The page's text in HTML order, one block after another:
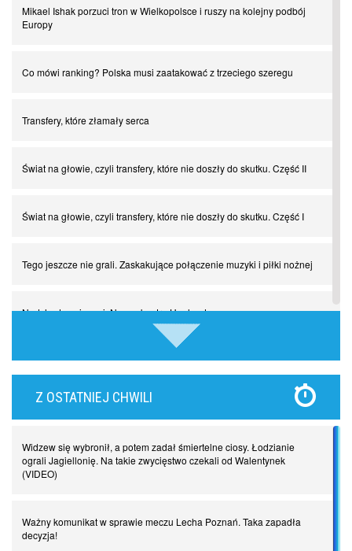
Mikael Ishak porzuci tron w Wielkopolsce i ruszy na kolejny podbój
Europy
Co mówi ranking? Polska musi zaatakować z trzeciego szeregu
Transfery, które złamały serca
Świat na głowie, czyli transfery, które nie doszły do skutku. Część II
Świat na głowie, czyli transfery, które nie doszły do skutku. Część I
Tego jeszcze nie grali. Zaskakujące połączenie muzyki i piłki nożnej
Nadchodzą giganci. Nunez kontra Haaland
Lewandowski kontra Bayern. Czy wilk będzie syty, a owca cała?
Piłkarz z numerem 47. Phil Foden i inne przypadki
Z OSTATNIEJ CHWILI
Widzew się wybronił, a potem zadał śmiertelne ciosy. Łodzianie
ograli Jagiellonię. Na takie zwycięstwo czekali od Walentynek
(VIDEO)
Ważny komunikat w sprawie meczu Lecha Poznań. Taka zapadła
decyzja!